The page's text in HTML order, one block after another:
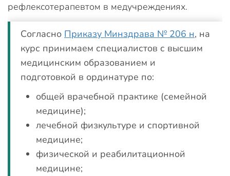
рефлексотерапевтом в медучреждениях.
Согласно Приказу Минздрава № 206 н, на
курс принимаем специалистов с высшим
медицинским образованием и
подготовкой в ординатуре по:
общей врачебной практике (семейной
медицине);
лечебной физкультуре и спортивной
медицине;
физической и реабилитационной
медицине;